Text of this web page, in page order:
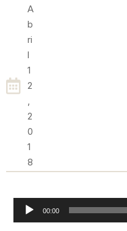
A
B
Ri
L
1
2
,
2
0
1
8
Reproductor
de
00:00